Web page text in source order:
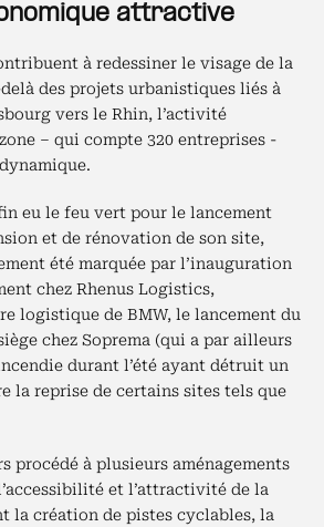
attractive
à redessiner le visage de la
des projets urbanistiques liés à
vers le Rhin, l’activité
– qui compte 320 entreprises -
eu le feu vert pour le lancement
et de rénovation de son site,
été marquée par l’inauguration
chez Rhenus Logistics,
logistique de BMW, le lancement du
chez Soprema (qui a par ailleurs
durant l’été ayant détruit un
la reprise de certains sites tels que
procédé à plusieurs aménagements
et l’attractivité de la
la création de pistes cyclables, la